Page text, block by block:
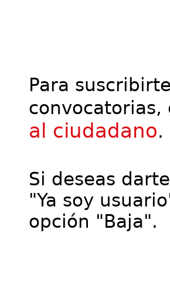
Para
al ciudadano.
Si deseas
"Ya soy
opción "Baja".